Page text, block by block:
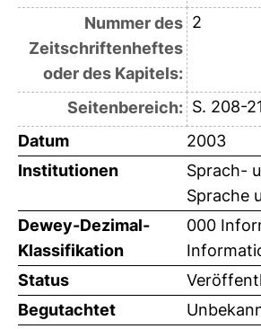
Nummer des
Zeitschriftenheftes
oder des Kapitels:
2
Seitenbereich: S. 208-
Datum
2003
Institutionen
Sprach-
Sprache
Dewey-Dezimal-
Klassifikation
000
Status
Begutachtet